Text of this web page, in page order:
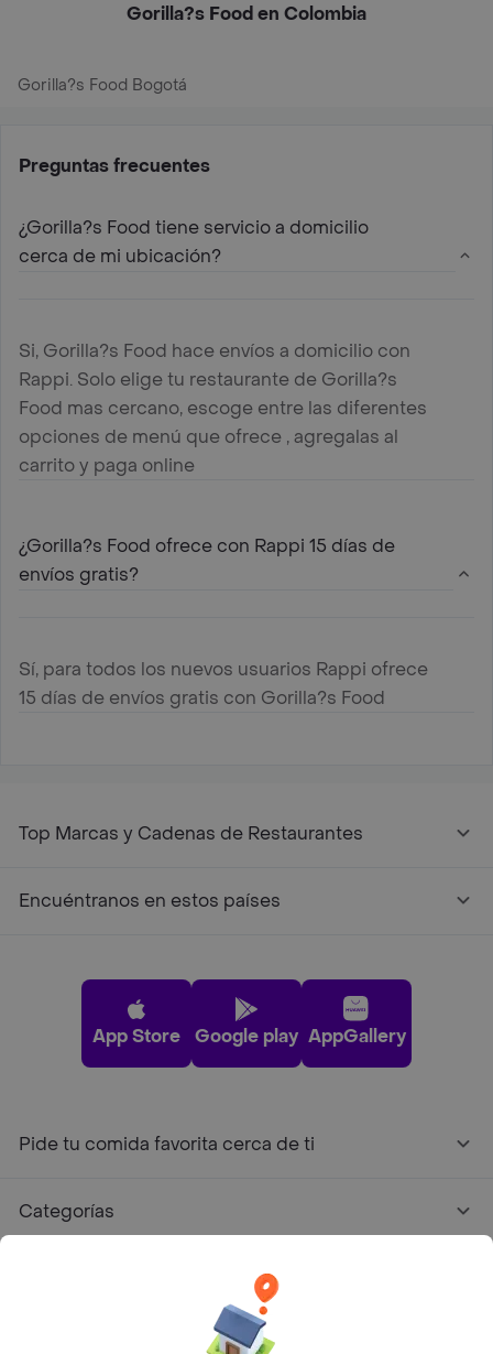
Gorilla?s Food en Colombia
Gorilla?s Food Bogotá
Preguntas frecuentes
¿Gorilla?s Food tiene servicio a domicilio
cerca de mi ubicación?
Si, Gorilla?s Food hace envíos a domicilio con
Rappi. Solo elige tu restaurante de Gorilla?s
Food mas cercano, escoge entre las diferentes
opciones de menú que ofrece , agregalas al
carrito y paga online
¿Gorilla?s Food ofrece con Rappi 15 días de
envíos gratis?
Sí, para todos los nuevos usuarios Rappi ofrece
15 días de envíos gratis con Gorilla?s Food
Top Marcas y Cadenas de Restaurantes
Encuéntranos en estos países
App Store Google play AppGallery
Pide tu comida favorita cerca de ti
Categorías